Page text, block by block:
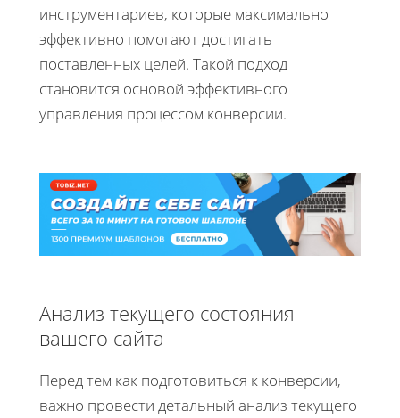
инструментариев, которые максимально
эффективно помогают достигать
поставленных целей. Такой подход
становится основой эффективного
управления процессом конверсии.
Анализ текущего состояния
вашего сайта
Перед тем как подготовиться к конверсии,
важно провести детальный анализ текущего